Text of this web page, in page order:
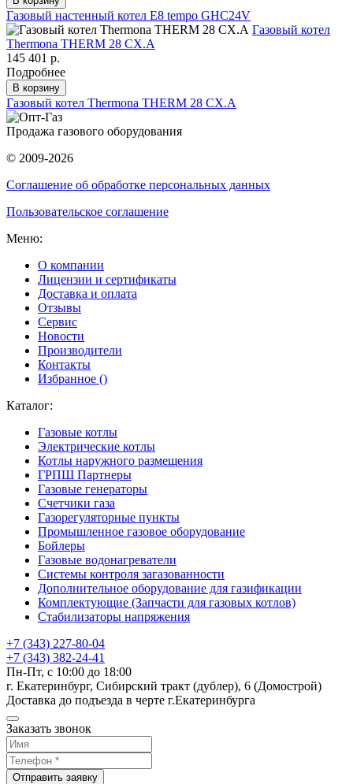
Газовый настенный котел E8 tempo GHC24V
Газовый котел
Thermona THERM 28 CX.A
145 401 р.
Подробнее
В корзину
Газовый котел Thermona THERM 28 CX.A
Продажа газового оборудования
© 2009-2026
Соглашение об обработке персональных данных
Пользовательское соглашение
Меню:
О компании
Лицензии и сертификаты
Доставка и оплата
Отзывы
Сервис
Новости
Производители
Контакты
Избранное ()
Каталог:
Газовые котлы
Электрические котлы
Котлы наружного размещения
ГРПШ Партнеры
Газовые генераторы
Счетчики газа
Газорегуляторные пункты
Промышленное газовое оборудование
Бойлеры
Газовые водонагреватели
Системы контроля загазованности
Дополнительное оборудование для газификации
Комплектующие (Запчасти для газовых котлов)
Стабилизаторы напряжения
+7 (343) 227-80-04
+7 (343) 382-24-41
Пн-Пт, с 10:00 до 18:00
г. Екатеринбург, Сибирский тракт (дублер), 6 (Домострой)
Доставка до подъезда в черте г.Екатеринбурга
Заказать звонок
Отправить заявку